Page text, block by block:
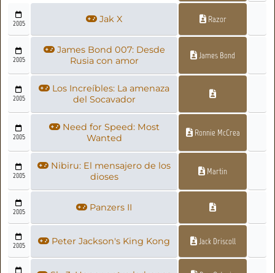
2005 Jak X Razor
2005
James Bond 007: Desde
Rusia con amor
James Bond
2005
Los Increíbles: La amenaza
del Socavador
2005
Need for Speed: Most
Wanted
Ronnie McCrea
2005
Nibiru: El mensajero de los
dioses
Martin
2005 Panzers II
2005 Peter Jackson's King Kong Jack Driscoll